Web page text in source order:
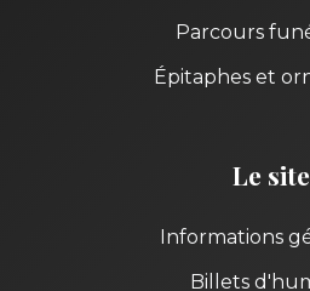
Parcours
Épitaphes et
Le site
Informations
Billets